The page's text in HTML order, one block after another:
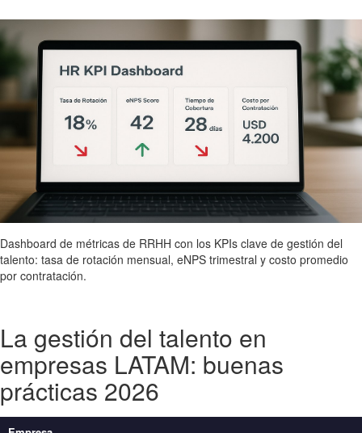
Dashboard de métricas de RRHH con los KPIs clave de gestión del
talento: tasa de rotación mensual, eNPS trimestral y costo promedio
por contratación.
La gestión del talento en
empresas LATAM: buenas
prácticas 2026